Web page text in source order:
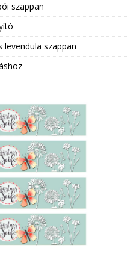
szappan
levendula szappan